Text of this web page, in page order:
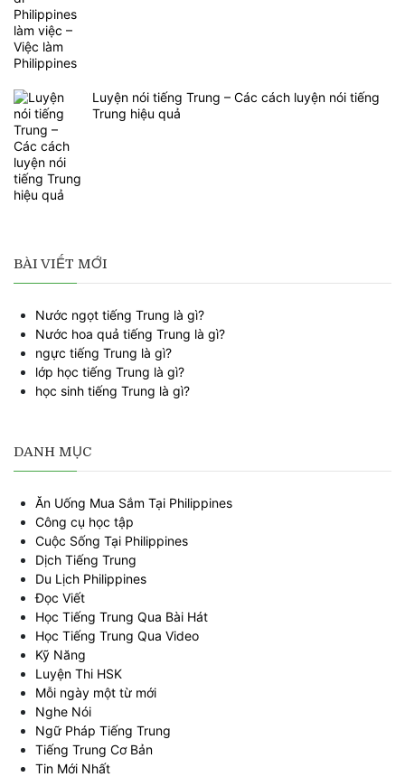
Luyện nói tiếng Trung – Các cách luyện nói tiếng
Trung hiệu quả
BÀI VIẾT MỚI
Nước ngọt tiếng Trung là gì?
Nước hoa quả tiếng Trung là gì?
ngực tiếng Trung là gì?
lớp học tiếng Trung là gì?
học sinh tiếng Trung là gì?
DANH MỤC
Ăn Uống Mua Sắm Tại Philippines
Công cụ học tập
Cuộc Sống Tại Philippines
Dịch Tiếng Trung
Du Lịch Philippines
Đọc Viết
Học Tiếng Trung Qua Bài Hát
Học Tiếng Trung Qua Video
Kỹ Năng
Luyện Thi HSK
Mỗi ngày một từ mới
Nghe Nói
Ngữ Pháp Tiếng Trung
Tiếng Trung Cơ Bản
Tin Mới Nhất